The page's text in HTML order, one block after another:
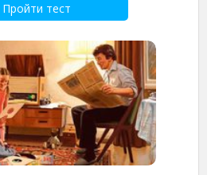
Пройти тест